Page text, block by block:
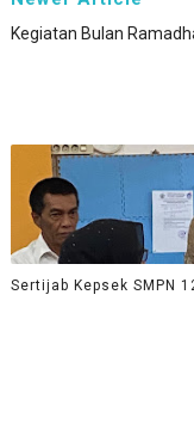
Kegiatan Bulan
Sertijab Kepsek SMPN